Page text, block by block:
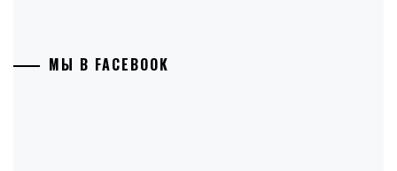
МЫ В FACEBOOK